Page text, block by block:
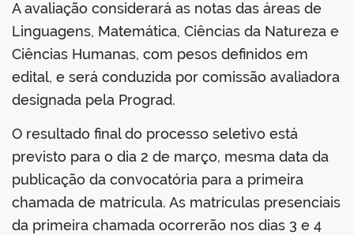
A avaliação considerará as notas das áreas de
Linguagens, Matemática, Ciências da Natureza e
Ciências Humanas, com pesos definidos em
edital, e será conduzida por comissão avaliadora
designada pela Prograd.
O resultado final do processo seletivo está
previsto para o dia 2 de março, mesma data da
publicação da convocatória para a primeira
chamada de matrícula. As matrículas presenciais
da primeira chamada ocorrerão nos dias 3 e 4